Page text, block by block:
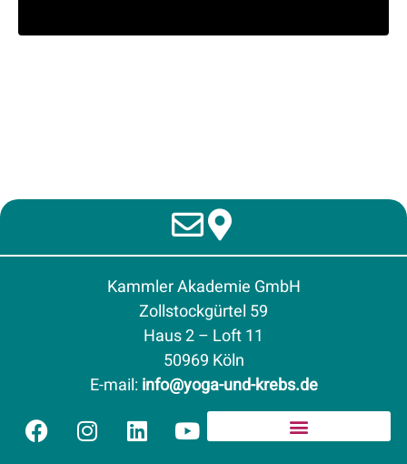
Kammler Akademie GmbH
Zollstockgürtel 59
Haus 2 – Loft 11
50969 Köln
E-mail:info@yoga-und-krebs.de